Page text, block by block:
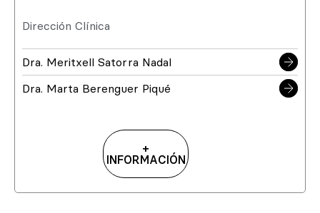
Dirección Clínica
Dra. Meritxell Satorra Nadal
Dra. Marta Berenguer Piqué
+
INFORMACIÓN